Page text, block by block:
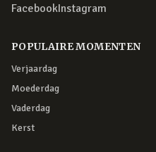
FacebookInstagram
POPULAIRE MOMENTEN
Verjaardag
Moederdag
Vaderdag
Kerst